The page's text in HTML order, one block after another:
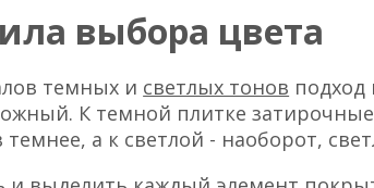
выбора цвета
темных и светлых тонов подход
К темной плитке
а к светлой - наоборот,